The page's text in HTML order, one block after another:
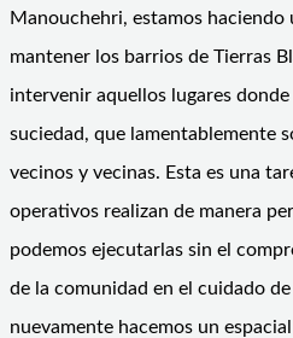
Manouchehri, estamos haciendo
mantener los barrios de Tierras
intervenir aquellos lugares
suciedad, que lamentablemente
vecinos y vecinas. Esta es una
operativos realizan de manera
podemos ejecutarlas sin el
de la comunidad en el cuidado
nuevamente hacemos un